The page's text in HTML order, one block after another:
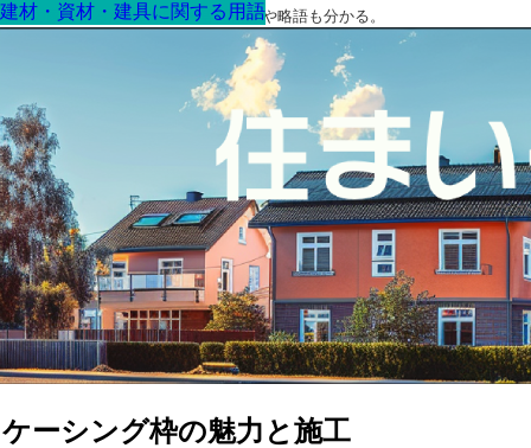
最高の家を作るための知識！専門用語や略語も分かる。
ケーシング枠の魅力と施工
建材・資材・建具に関する用語
建材・資材・建具に関する用語
建材・資材・建具に関する用語
建材・資材・建具に関する用語
建材・資材・建具に関する用語
建材・資材・建具に関する用語
建材・資材・建具に関する用語